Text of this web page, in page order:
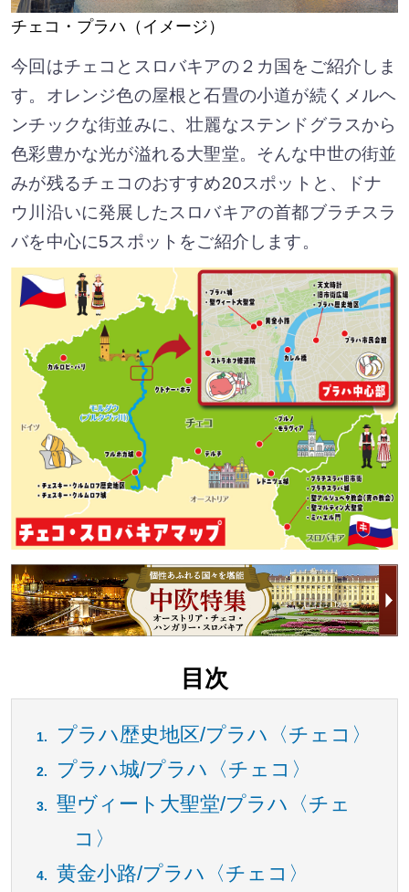
チェコ・プラハ（イメージ）
今回はチェコとスロバキアの２カ国をご紹介しま
す。オレンジ色の屋根と石畳の小道が続くメルヘ
ンチックな街並みに、壮麗なステンドグラスから
色彩豊かな光が溢れる大聖堂。そんな中世の街並
みが残るチェコのおすすめ20スポットと、ドナ
ウ川沿いに発展したスロバキアの首都ブラチスラ
バを中心に5スポットをご紹介します。
目次
プラハ歴史地区/プラハ〈チェコ〉
プラハ城/プラハ〈チェコ〉
聖ヴィート大聖堂/プラハ〈チェ
コ〉
黄金小路/プラハ〈チェコ〉